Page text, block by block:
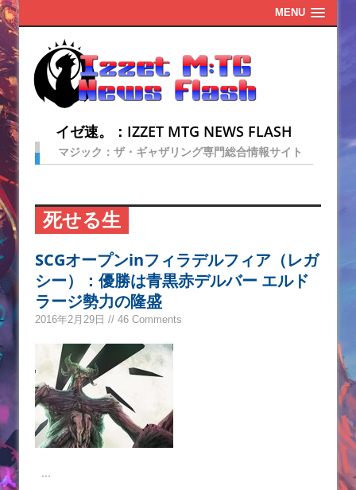
MENU
イゼ速。：IZZET MTG NEWS FLASH
マジック：ザ・ギャザリング専門総合情報サイト
死せる生
SCGオープンinフィラデルフィア（レガ
シー）：優勝は青黒赤デルバー エルド
ラージ勢力の隆盛
2016年2月29日 // 46 Comments